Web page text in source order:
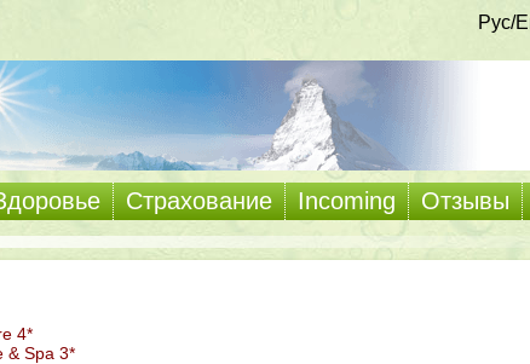
Рус/
Страхование Incoming Отзывы
4*
& Spa 3*